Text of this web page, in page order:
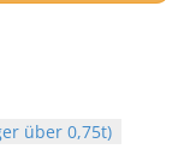
über 0,75t)